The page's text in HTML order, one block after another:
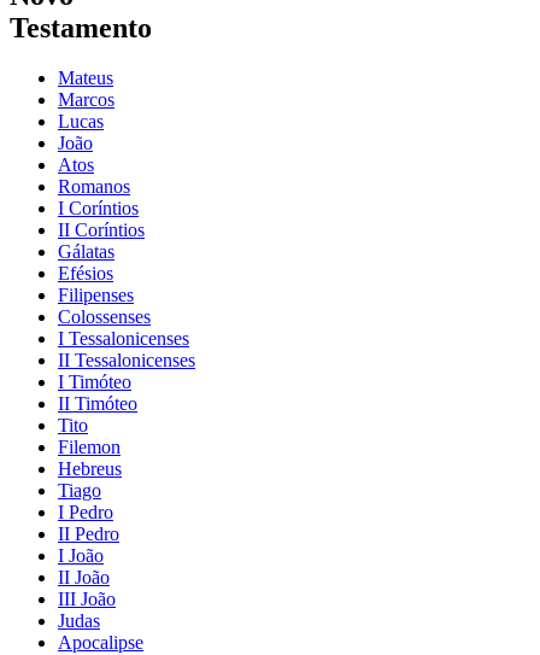
Testamento
Mateus
Marcos
Lucas
João
Atos
Romanos
I Coríntios
II Coríntios
Gálatas
Efésios
Filipenses
Colossenses
I Tessalonicenses
II Tessalonicenses
I Timóteo
II Timóteo
Tito
Filemon
Hebreus
Tiago
I Pedro
II Pedro
I João
II João
III João
Judas
Apocalipse